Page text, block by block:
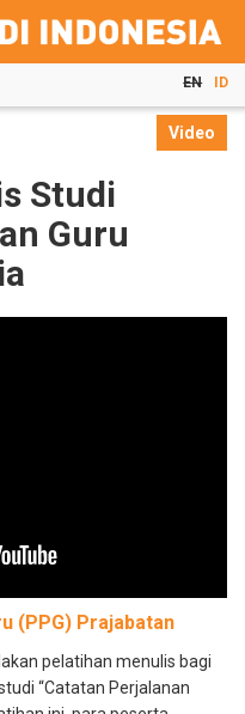
EN ID
Video
Studi
Guru
(PPG) Prajabatan
pelatihan menulis bagi
“Catatan Perjalanan